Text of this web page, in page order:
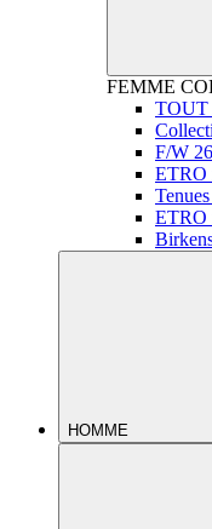
FEMME
TOUT
F/W
ETRO
ETRO
HOMME